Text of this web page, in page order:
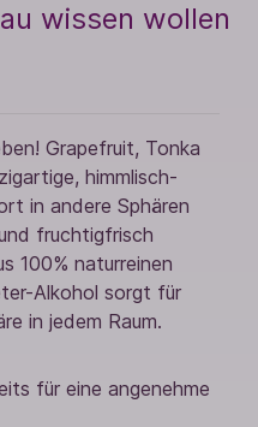
wissen wollen
Grapefruit, Tonka
himmlisch-
in andere Sphären
fruchtigfrisch
100% naturreinen
Alkohol sorgt für
in jedem Raum.
für eine angenehme